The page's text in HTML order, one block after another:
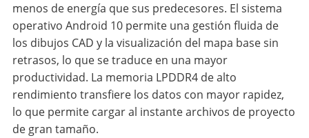
menos de energía que sus predecesores. El sistema
operativo Android 10 permite una gestión fluida de
los dibujos CAD y la visualización del mapa base sin
retrasos, lo que se traduce en una mayor
productividad. La memoria LPDDR4 de alto
rendimiento transfiere los datos con mayor rapidez,
lo que permite cargar al instante archivos de proyecto
de gran tamaño.